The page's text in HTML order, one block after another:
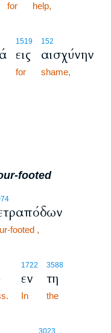
for help,
1519
εις
for
152
αισχύνην
shame,
footed
footed ,
1722
εν
In
3588
τη
the
3023